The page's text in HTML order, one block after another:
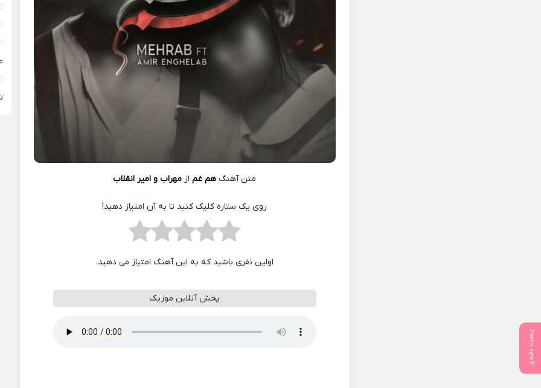
پست بعدی
متن آهنگ هم غماز مهراب و امیر انقلاب
روی یک ستاره کلیک کنید تا به آن امتیاز دهید!
اولین نفری باشید که به این آهنگ امتیاز می دهید.
پخش آنلاین موزیک